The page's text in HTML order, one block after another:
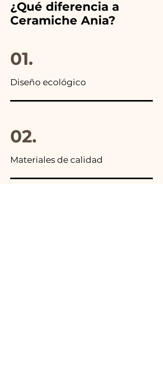
anuncios de nuestros artículos
encontrarás la foto del
¿Qué diferencia a
Ceramiche Ania?
01.
Diseño ecológico
02.
Materiales de calidad